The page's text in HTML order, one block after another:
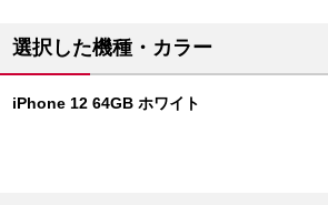
選択した機種・カラー
iPhone 12 64GB ホワイト